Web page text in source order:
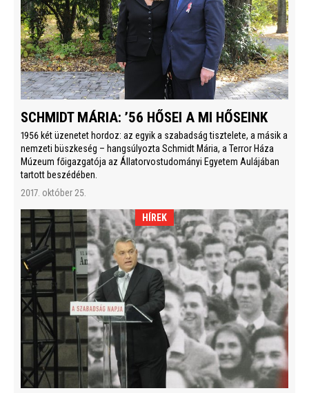
SCHMIDT MÁRIA: ’56 HŐSEI A MI HŐSEINK
1956 két üzenetet hordoz: az egyik a szabadság tisztelete, a másik a
nemzeti büszkeség – hangsúlyozta Schmidt Mária, a Terror Háza
Múzeum főigazgatója az Állatorvostudományi Egyetem Aulájában
tartott beszédében.
2017. október 25.
HÍREK